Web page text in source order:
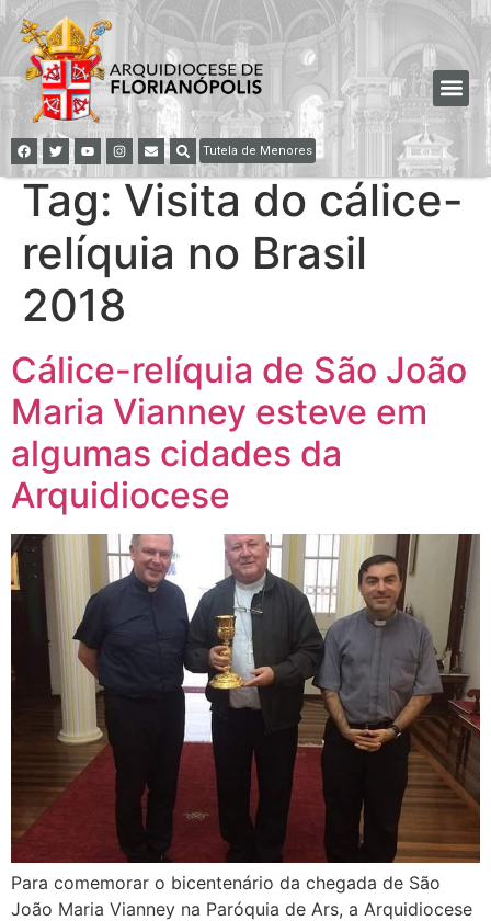
Tutela de Menores
Tag: Visita do cálice-
relíquia no Brasil
2018
Cálice-relíquia de São João
Maria Vianney esteve em
algumas cidades da
Arquidiocese
Para comemorar o bicentenário da chegada de São
João Maria Vianney na Paróquia de Ars, a Arquidiocese